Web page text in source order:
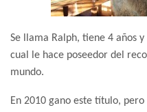
Se llama Ralph, tiene 4 años
cual le hace poseedor del
mundo.
En 2010 gano este título,